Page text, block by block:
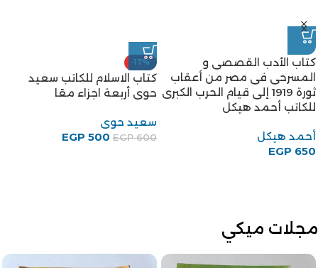
كتاب الأدب القصصى و
المسرحى فى مصر من أعقاب
ثورة 1919 إلى قيام الحرب الكبرى
للكاتب أحمد هيكل
أحمد هيكل
EGP 650
-17%
كتاب الاسلام للكاتب سعيد
حوى أربعة اجزاء معًا
سعيد حوى
EGP600
EGP 500
مجلات ميكي